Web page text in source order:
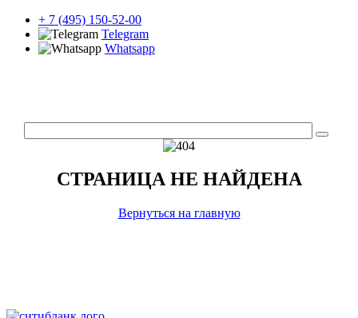
+ 7 (495) 150-52-00
Telegram
Whatsapp
СТРАНИЦА НЕ НАЙДЕНА
Вернуться на главную